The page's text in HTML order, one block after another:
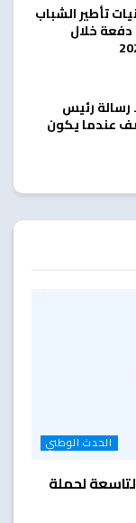
تأطير الشباب
دفعة خلال
رئيس
عندما يكون
الحدث الوطني
لحملة